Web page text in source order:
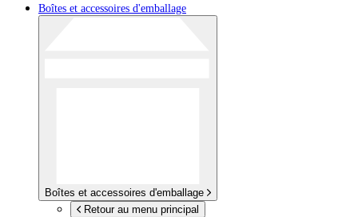
Boîtes et accessoires d'emballage
Boîtes et accessoires d'emballage
Retour au menu principal